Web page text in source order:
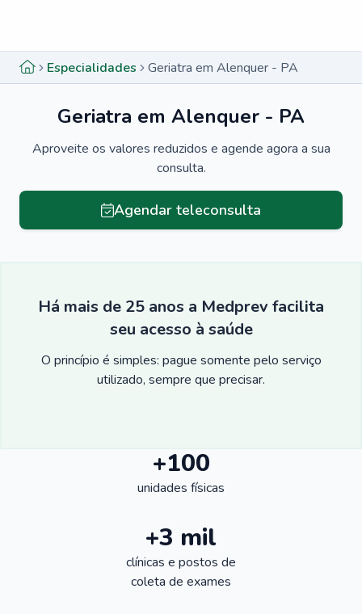
Especialidades Geriatra em Alenquer - PA
Geriatra em Alenquer - PA
Aproveite os valores reduzidos e agende agora a sua
consulta.
Agendar teleconsulta
Há mais de 25 anos a Medprev facilita
seu acesso à saúde
O princípio é simples: pague somente pelo serviço
utilizado, sempre que precisar.
+100
unidades físicas
+3 mil
clínicas e postos de
coleta de exames